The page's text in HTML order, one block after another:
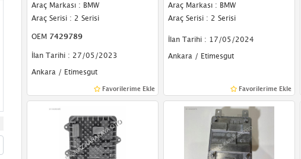
Araç Markası : BMW
Araç Serisi : 2 Serisi
OEM 7429789
İlan Tarihi : 27/05/2023
Ankara / Etimesgut
Favorilerime Ekle
Araç Markası : BMW
Araç Serisi : 2 Serisi
İlan Tarihi : 17/05/2024
Ankara / Etimesgut
Favorilerime Ekle